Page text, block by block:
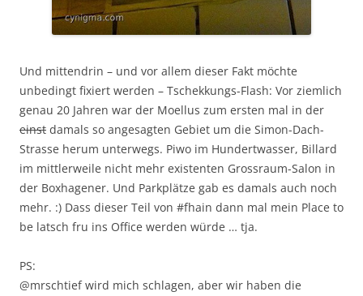
Und mittendrin – und vor allem dieser Fakt möchte
unbedingt fixiert werden – Tschekkungs-Flash: Vor ziemlich
genau 20 Jahren war der Moellus zum ersten mal in der
einst damals so angesagten Gebiet um die Simon-Dach-
Strasse herum unterwegs. Piwo im Hundertwasser, Billard
im mittlerweile nicht mehr existenten Grossraum-Salon in
der Boxhagener. Und Parkplätze gab es damals auch noch
mehr. :) Dass dieser Teil von #fhain dann mal mein Place to
be latsch fru ins Office werden würde … tja.
PS:
@mrschtief wird mich schlagen, aber wir haben die